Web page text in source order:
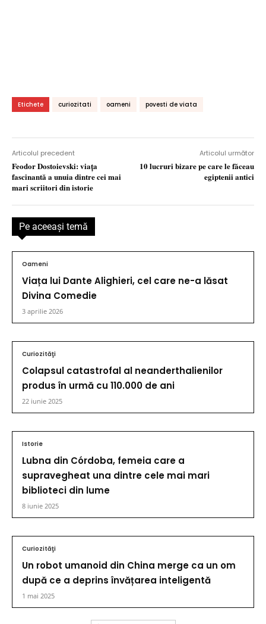
Etichete curiozitati oameni povesti de viata
Articolul precedent
Feodor Dostoievski: viaţa
fascinantă a unuia dintre cei mai
mari scriitori din istorie
Articolul următor
10 lucruri bizare pe care le făceau
egiptenii antici
Pe aceeaşi temă
Oameni
Viața lui Dante Alighieri, cel care ne-a lăsat
Divina Comedie
3 aprilie 2026
Curiozităţi
Colapsul catastrofal al neanderthalienilor
produs în urmă cu 110.000 de ani
22 iunie 2025
Istorie
Lubna din Córdoba, femeia care a
supravegheat una dintre cele mai mari
biblioteci din lume
8 iunie 2025
Curiozităţi
Un robot umanoid din China merge ca un om
după ce a deprins învățarea inteligentă
1 mai 2025